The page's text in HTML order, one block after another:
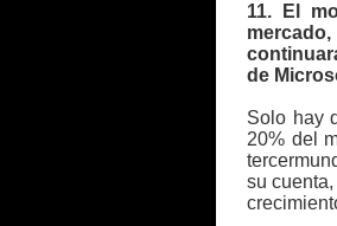
11. El
de
Solo hay
20% del
su